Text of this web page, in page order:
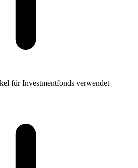
für Investmentfonds verwendet